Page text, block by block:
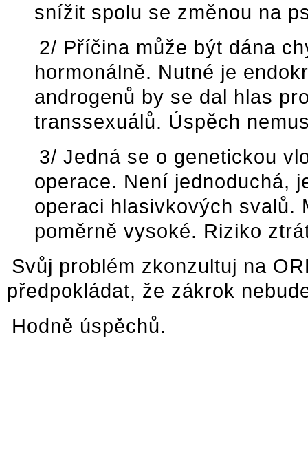
snížit spolu se změnou na
2/ Příčina může být dána
hormonálně. Nutné je
androgenů by se dal hlas
transsexuálů. Úspěch
3/ Jedná se o genetickou
operace. Není jednoduchá,
operaci hlasivkových svalů.
poměrně vysoké. Riziko
Svůj problém zkonzultuj na
předpokládat, že zákrok
Hodně úspěchů.